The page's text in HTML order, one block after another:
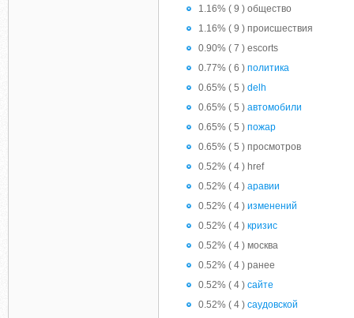
1.16% ( 9 ) общество
1.16% ( 9 ) происшествия
0.90% ( 7 ) escorts
0.77% ( 6 ) политика
0.65% ( 5 ) delh
0.65% ( 5 ) автомобили
0.65% ( 5 ) пожар
0.65% ( 5 ) просмотров
0.52% ( 4 ) href
0.52% ( 4 ) аравии
0.52% ( 4 ) изменений
0.52% ( 4 ) кризис
0.52% ( 4 ) москва
0.52% ( 4 ) ранее
0.52% ( 4 ) сайте
0.52% ( 4 ) саудовской